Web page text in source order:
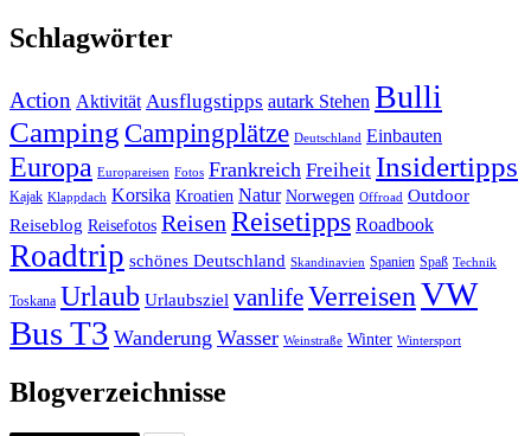
Schlagwörter
Action Aktivität Ausflugstipps autark Stehen Bulli
Camping Campingplätze Deutschland Einbauten
Europa Europareisen Fotos Frankreich Freiheit Insidertipps
Kajak Klappdach Korsika Kroatien Natur Norwegen Offroad Outdoor
Reiseblog Reisefotos ReisenReisetipps Roadbook
Roadtrip schönes Deutschland Skandinavien Spanien Spaß Technik
Toskana Urlaub Urlaubsziel vanlifeVerreisenVW
Bus T3 Wanderung Wasser Weinstraße Winter Wintersport
Blogverzeichnisse